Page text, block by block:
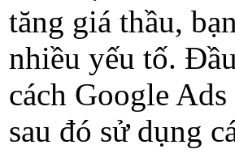
tăng giá thầu,
nhiều yếu tố.
cách Google
sau đó sử dụng